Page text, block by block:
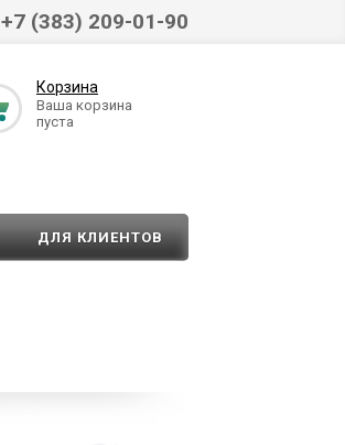
+7 (383) 209-01-90
Корзина
Ваша корзина
пуста
ДЛЯ КЛИЕНТОВ